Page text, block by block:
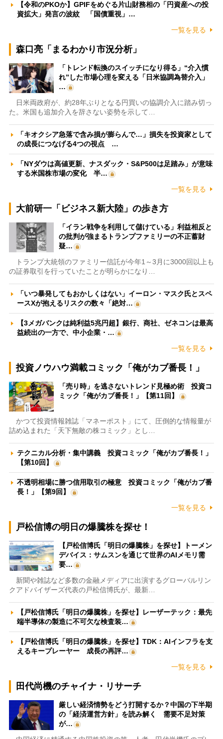
【令和のPKOか】GPIFをめぐる片山財務相の「円資産への投
資拡大」発言の波紋 「国債重視」…
一覧を見る
森口亮「まるわかり市況分析」
「トレンド転換のスイッチになり得る」“介入慣
れ”した市場心理を変える「日米協調為替介入」
…
日米両政府が、約28年ぶりとなる円買いの協調介入に踏み切っ
た。米国も追加介入を辞さない姿勢を示して…
「キオクシア急落で含み損が膨らんで…」損失を投資家として
の成長につなげる4つの視点 …
「NYダウは高値更新、ナスダック・S&P500は足踏み」が意味
する米国株市場の変化 半…
一覧を見る
大前研一「ビジネス新大陸」の歩き方
「イラン戦争を利用して儲けている」利益相反と
の批判が強まるトランプファミリーの不正蓄財
疑…
トランプ大統領のファミリー信託が今年1～3月に3000回以上も
の証券取引を行っていたことが明らかになり…
「いつ暴発してもおかしくはない」イーロン・マスク氏とスペ
ースXが抱えるリスクの数々「絶対…
【3メガバンクは純利益5兆円超】銀行、商社、ゼネコンは最高
益続出の一方で、中小企業・…
一覧を見る
投資ノウハウ満載コミック「俺がカブ番長！」
「売り時」を逃さないトレンド見極め術 投資コ
ミック「俺がカブ番長！」【第11回】
かつて投資情報雑誌「マネーポスト」にて、圧倒的な情報量が
詰め込まれた「天下無敵の株コミック」とし…
テクニカル分析・集中講義 投資コミック「俺がカブ番長！」
【第10回】
不透明相場に勝つ信用取引の極意 投資コミック「俺がカブ番
長！」【第9回】
一覧を見る
戸松信博の明日の爆騰株を探せ！
【戸松信博氏「明日の爆騰株」を探せ】トーメン
デバイス：サムスンを通じて世界のAIメモリ需
要…
新聞や雑誌など多数の金融メディアに出演するグローバルリン
クアドバイザーズ代表の戸松信博氏が、最新…
【戸松信博氏「明日の爆騰株」を探せ】レーザーテック：最先
端半導体の製造に不可欠な検査装…
【戸松信博氏「明日の爆騰株」を探せ】TDK：AIインフラを支
えるキープレーヤー 成長の再評…
一覧を見る
田代尚機のチャイナ・リサーチ
厳しい経済情勢をどう打開するか？中国の下半期
の「経済運営方針」を読み解く 需要不足対策
が…